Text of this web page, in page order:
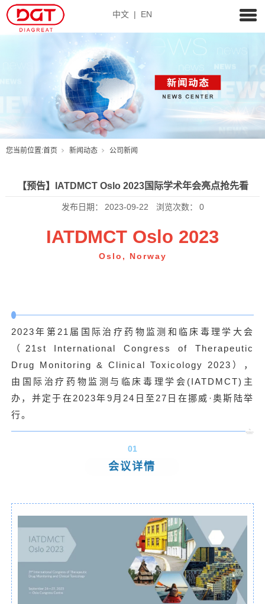
中文 | EN
您当前位置:首页 新闻动态 公司新闻
【预告】IATDMCT Oslo 2023国际学术年会亮点抢先看
发布日期： 2023-09-22 浏览次数： 0
IATDMCT Oslo 2023
Oslo, Norway
2023年第21届国际治疗药物监测和临床毒理学大会
（21st International Congress of Therapeutic
Drug Monitoring & Clinical Toxicology 2023），
由国际治疗药物监测与临床毒理学会(IATDMCT)主
办，并定于在2023年9月24日至27日在挪威·奥斯陆举
行。
01
会议详情